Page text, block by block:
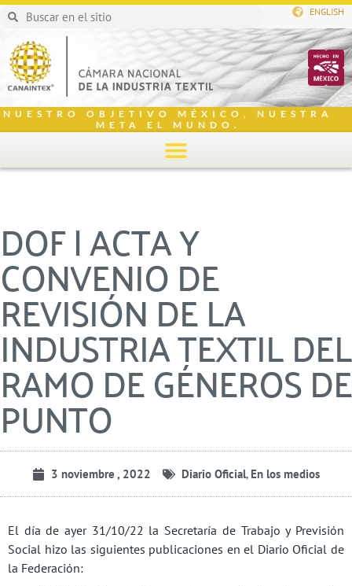
ENGLISH
NUESTRO OBJETIVO MÉXICO, NUESTRA
META EL MUNDO.
DOF | ACTA Y
CONVENIO DE
REVISIÓN DE LA
INDUSTRIA TEXTIL DEL
RAMO DE GÉNEROS DE
PUNTO
3 noviembre , 2022 Diario Oficial, En los medios
El día de ayer 31/10/22 la Secretaría de Trabajo y Previsión
Social hizo las siguientes publicaciones en el Diario Oficial de
la Federación: